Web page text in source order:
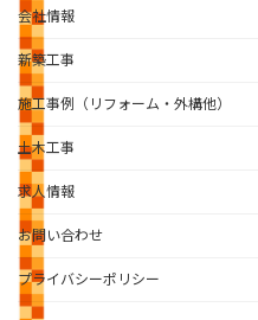
会社情報
新築工事
施工事例（リフォーム・外構他）
土木工事
求人情報
お問い合わせ
プライバシーポリシー